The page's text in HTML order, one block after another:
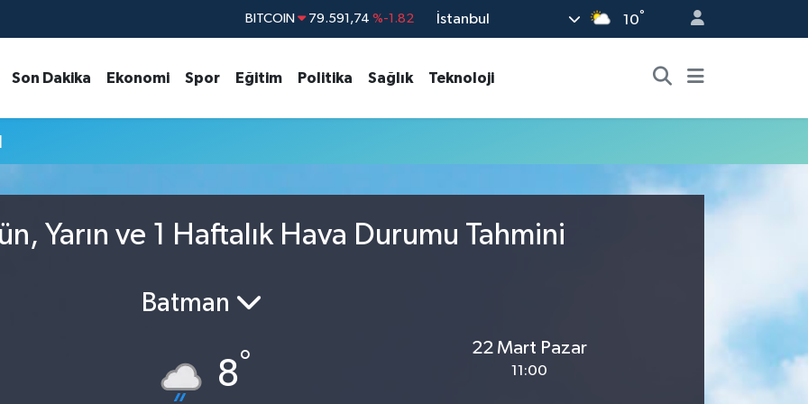
BITCOIN 79.591,74 %-1.82
EURO 53,38690 %0.19
STERLİN 61,60380 %0.18
İstanbul 10°
Son Dakika Ekonomi Spor Eğitim Politika Sağlık Teknoloji
Yarın ve 1 Haftalık Hava Durumu Tahmini
Batman
8°
22 Mart Pazar
11:00